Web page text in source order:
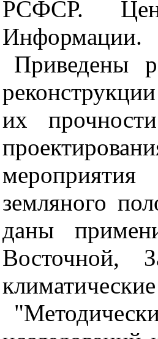
РСФСР.
Информации.
Приведены
их
земляного
даны
Восточной,